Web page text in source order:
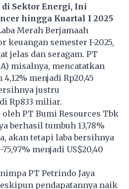
di Sektor Energi, Ini
hingga Kuartal I 2025
Merah Berjamaah
keuangan semester I-2025,
jelas dan seragam. PT
misalnya, mencatatkan
menjadi Rp20,45
justru
Rp833 miliar.
PT Bumi Resources Tbk
berhasil tumbuh 13,78%
akan tetapi laba bersihnya
menjadi US$20,40
PT Petrindo Jaya
pendapatannya naik